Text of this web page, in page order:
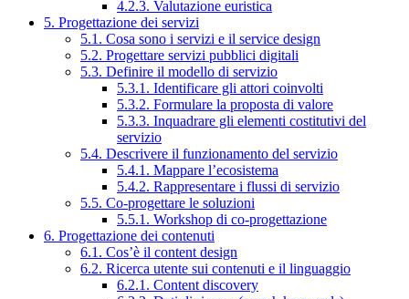
4.2.3. Valutazione euristica
5. Progettazione dei servizi
5.1. Cosa sono i servizi e il service design
5.2. Progettare servizi pubblici digitali
5.3. Definire il modello di servizio
5.3.1. Identificare gli attori coinvolti
5.3.2. Formulare la proposta di valore
5.3.3. Inquadrare gli elementi costitutivi del
servizio
5.4. Descrivere il funzionamento del servizio
5.4.1. Mappare l’ecosistema
5.4.2. Rappresentare i flussi di servizio
5.5. Co-progettare le soluzioni
5.5.1. Workshop di co-progettazione
6. Progettazione dei contenuti
6.1. Cos’è il content design
6.2. Ricerca utente sui contenuti e il linguaggio
6.2.1. Content discovery